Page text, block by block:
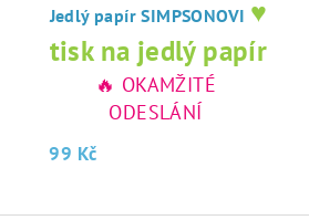
Jedlý papír SIMPSONOVI ♥
tisk na jedlý papír
🔥 OKAMŽITÉ
ODESLÁNÍ
99 Kč